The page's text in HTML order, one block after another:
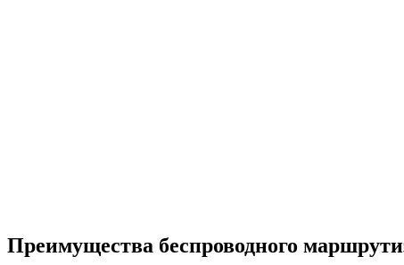
Преимущества беспроводного